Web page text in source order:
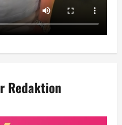
Redaktion